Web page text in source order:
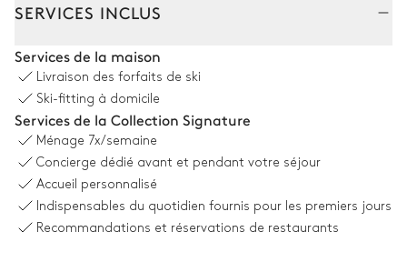
Cheminée
Bar
Canapé
Fauteuil
Salon 2
SERVICES INCLUS
Services de la maison
Livraison des forfaits de ski
Ski-fitting à domicile
Services de la Collection Signature
Ménage 7x/semaine
Concierge dédié avant et pendant votre séjour
Accueil personnalisé
Indispensables du quotidien fournis pour les premiers jours
Recommandations et réservations de restaurants